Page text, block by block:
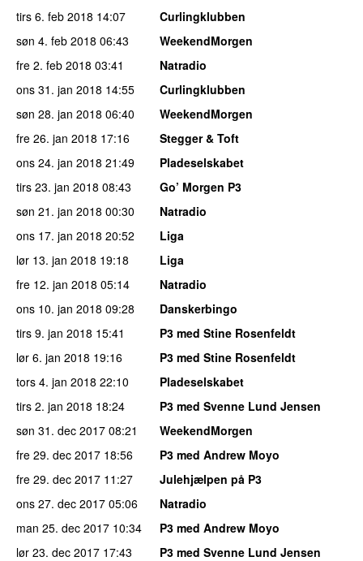
tirs 6. feb 2018 14:07
Curlingklubben
søn 4. feb 2018 06:43
WeekendMorgen
fre 2. feb 2018 03:41
Natradio
ons 31. jan 2018 14:55
Curlingklubben
søn 28. jan 2018 06:40
WeekendMorgen
fre 26. jan 2018 17:16
Stegger & Toft
ons 24. jan 2018 21:49
Pladeselskabet
tirs 23. jan 2018 08:43
Go’ Morgen P3
søn 21. jan 2018 00:30
Natradio
ons 17. jan 2018 20:52
Liga
lør 13. jan 2018 19:18
Liga
fre 12. jan 2018 05:14
Natradio
ons 10. jan 2018 09:28
Danskerbingo
tirs 9. jan 2018 15:41
P3 med Stine Rosenfeldt
lør 6. jan 2018 19:16
P3 med Stine Rosenfeldt
tors 4. jan 2018 22:10
Pladeselskabet
tirs 2. jan 2018 18:24
P3 med Svenne Lund Jensen
søn 31. dec 2017 08:21
WeekendMorgen
fre 29. dec 2017 18:56
P3 med Andrew Moyo
fre 29. dec 2017 11:27
Julehjælpen på P3
ons 27. dec 2017 05:06
Natradio
man 25. dec 2017 10:34
P3 med Andrew Moyo
lør 23. dec 2017 17:43
P3 med Svenne Lund Jensen